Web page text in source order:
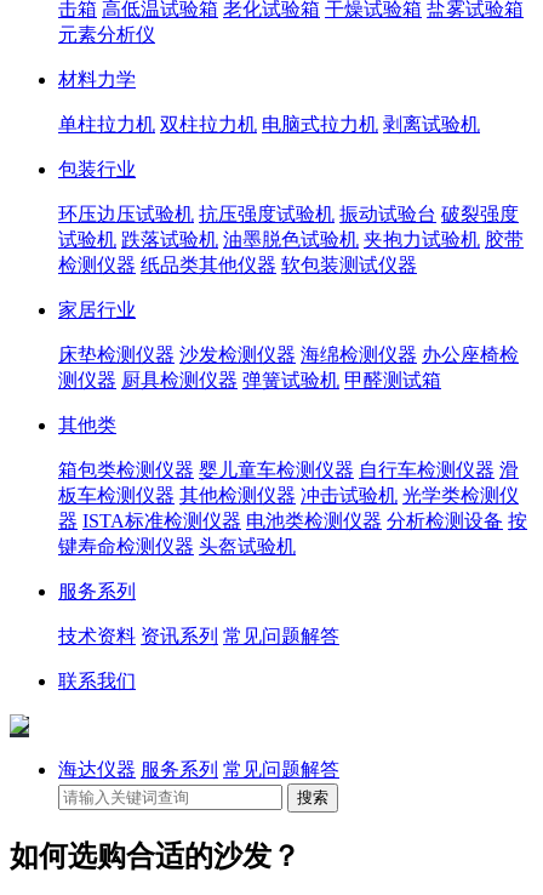
击箱 高低温试验箱 老化试验箱 干燥试验箱 盐雾试验箱
元素分析仪
材料力学
单柱拉力机 双柱拉力机 电脑式拉力机 剥离试验机
包装行业
环压边压试验机 抗压强度试验机 振动试验台 破裂强度
试验机 跌落试验机 油墨脱色试验机 夹抱力试验机 胶带
检测仪器 纸品类其他仪器 软包装测试仪器
家居行业
床垫检测仪器 沙发检测仪器 海绵检测仪器 办公座椅检
测仪器 厨具检测仪器 弹簧试验机 甲醛测试箱
其他类
箱包类检测仪器 婴儿童车检测仪器 自行车检测仪器 滑
板车检测仪器 其他检测仪器 冲击试验机 光学类检测仪
器 ISTA标准检测仪器 电池类检测仪器 分析检测设备 按
键寿命检测仪器 头盔试验机
服务系列
技术资料 资讯系列 常见问题解答
联系我们
海达仪器 服务系列 常见问题解答
如何选购合适的沙发？